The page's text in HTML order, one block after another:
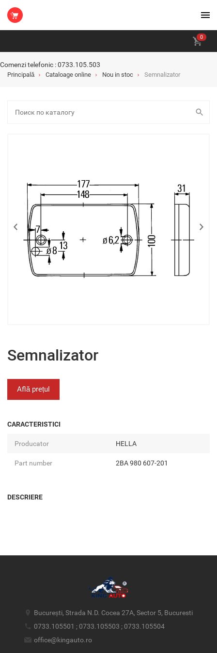
0
Comenzi telefonic : 0733.105.503
Principală Cataloage online Nou in stoc Semnalizator
Semnalizator
Află prețul
CARACTERISTICI
Producator HELLA
Part number 2BA 980 607-201
DESCRIERE
București, Strada N.D. Cocea 27A, Sector 5, Bucuresti
0733.105501 ; 0733.105503 ; 0733.105504
office@kingauto.ro